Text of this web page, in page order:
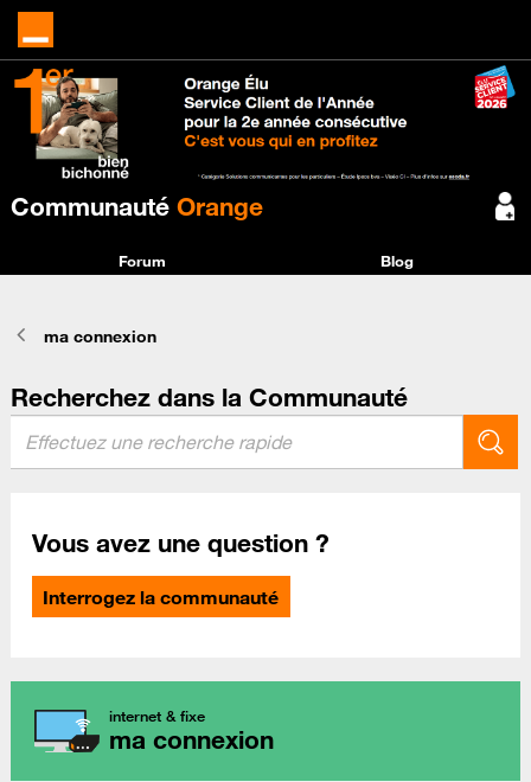
Communauté Orange
Forum Blog
ma connexion
Recherchez dans la Communauté
Vous avez une question ?
Interrogez la communauté
internet & fixe
ma connexion